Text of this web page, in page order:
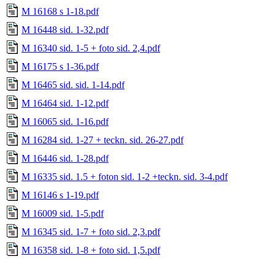
M 16168 s 1-18.pdf
M 16448 sid. 1-32.pdf
M 16340 sid. 1-5 + foto sid. 2,4.pdf
M 16175 s 1-36.pdf
M 16465 sid. sid. 1-14.pdf
M 16464 sid. 1-12.pdf
M 16065 sid. 1-16.pdf
M 16284 sid. 1-27 + teckn. sid. 26-27.pdf
M 16446 sid. 1-28.pdf
M 16335 sid. 1.5 + foton sid. 1-2 +teckn. sid. 3-4.pdf
M 16146 s 1-19.pdf
M 16009 sid. 1-5.pdf
M 16345 sid. 1-7 + foto sid. 2,3.pdf
M 16358 sid. 1-8 + foto sid. 1,5.pdf